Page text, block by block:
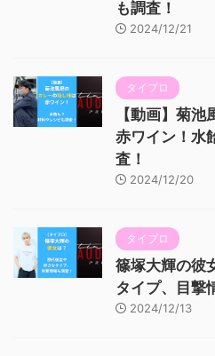
も調査！
2024/12/21
タイプロ
【動画】菊
赤ワイン！水
査！
2024/12/20
タイプロ
篠塚大輝の彼
タイプ、目撃
2024/12/13